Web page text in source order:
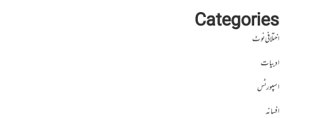
Categories
اختلافی نوٹ
ادبیات
اسپورٹس
افسانہ